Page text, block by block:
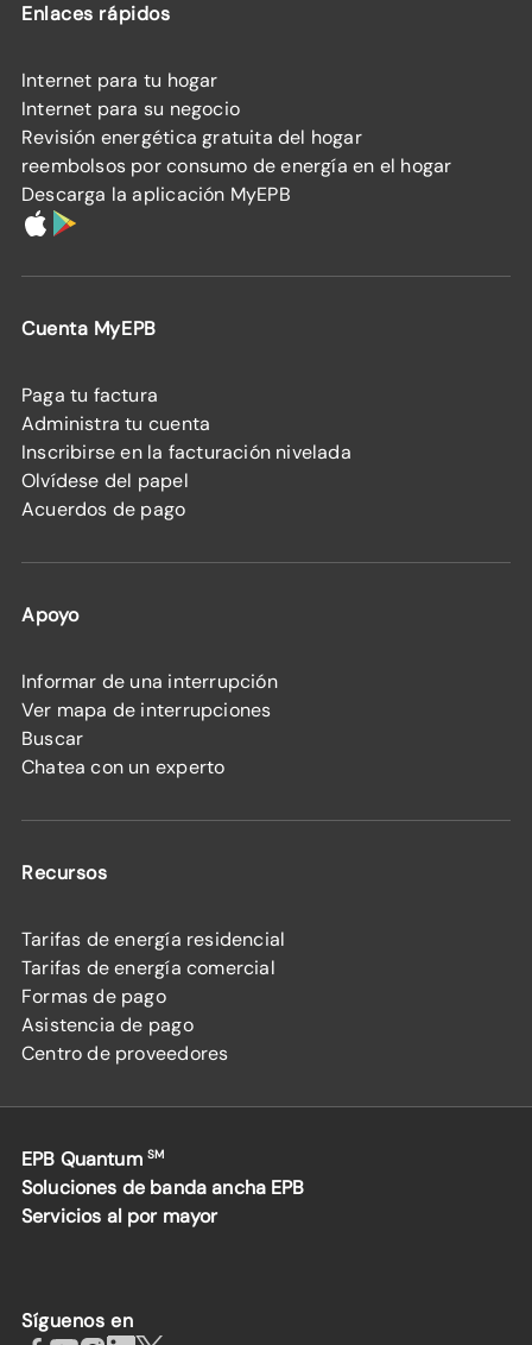
Enlaces rápidos
Internet para tu hogar
Internet para su negocio
Revisión energética gratuita del hogar
reembolsos por consumo de energía en el hogar
Descarga la aplicación MyEPB
Cuenta MyEPB
Paga tu factura
Administra tu cuenta
Inscribirse en la facturación nivelada
Olvídese del papel
Acuerdos de pago
Apoyo
Informar de una interrupción
Ver mapa de interrupciones
Buscar
Chatea con un experto
Recursos
Tarifas de energía residencial
Tarifas de energía comercial
Formas de pago
Asistencia de pago
Centro de proveedores
EPB Quantum SM
Soluciones de banda ancha EPB
Servicios al por mayor
Síguenos en